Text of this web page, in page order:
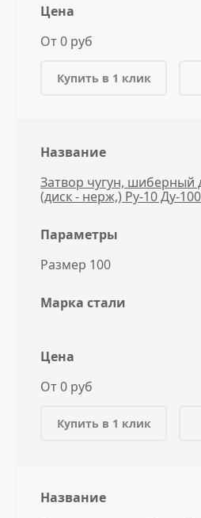
Цена
От 0 руб
Купить в 1 клик
Название
Затвор чугун, шиберный
(диск - нерж,) Ру-10 Ду-
Параметры
Размер 100
Марка стали
Цена
От 0 руб
Купить в 1 клик
Название